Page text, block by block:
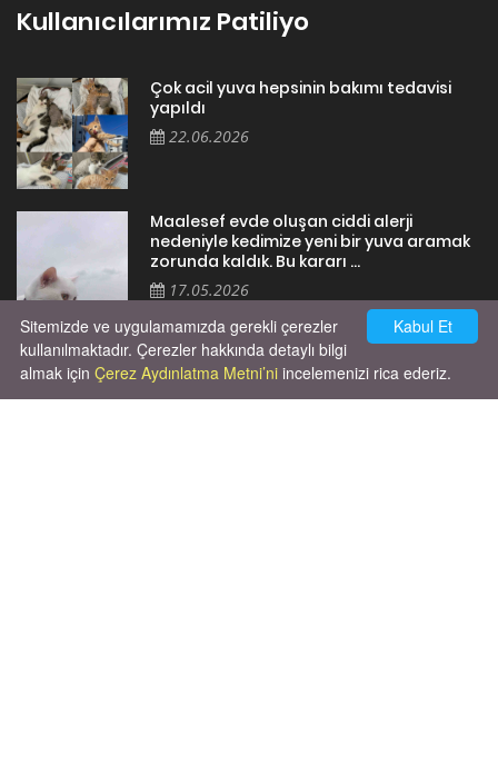
Kullanıcılarımız Patiliyo
Çok acil yuva hepsinin bakımı tedavisi
yapıldı
22.06.2026
Maalesef evde oluşan ciddi alerji
nedeniyle kedimize yeni bir yuva aramak
zorunda kaldık. Bu kararı ...
17.05.2026
Kabul Et
Sitemizde ve uygulamamızda gerekli çerezler
kullanılmaktadır. Çerezler hakkında detaylı bilgi
almak için Çerez Aydınlatma Metni’ni incelemenizi rica ederiz.